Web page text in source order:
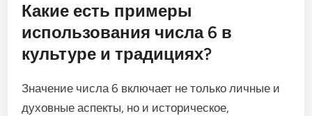
Какие есть примеры
использования числа 6 в
культуре и традициях?
Значение числа 6 включает не только личные и
духовные аспекты, но и историческое,